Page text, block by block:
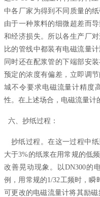
中各厂家为得到不同质量的
由于一种浆料的细微超差而
和经济损失。所以各生产厂
比的管线中都装有电磁流量
同时还在配浆管的下端部安
预定的浓度有偏差，立即调
城不令要求电磁流量计精度
性。在上述场合，电磁流量计
六、抄纸过程：
抄纸过程。在这一过程中
大于3%的纸浆在用常规的低
改善晃动现象。以DN300的
例，用常规的1/32工频时，瞬
可更改的电磁流量计将其励